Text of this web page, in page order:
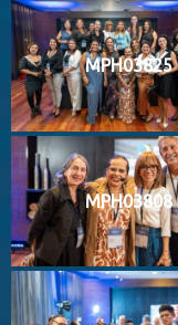
MPH03825
MPH03808